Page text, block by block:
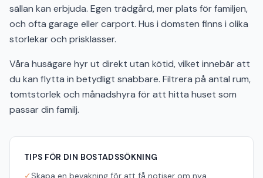
sällan kan erbjuda. Egen trädgård, mer plats för familjen,
och ofta garage eller carport. Hus i domsten finns i olika
storlekar och prisklasser.
Våra husägare hyr ut direkt utan kötid, vilket innebär att
du kan flytta in betydligt snabbare. Filtrera på antal rum,
tomtstorlek och månadshyra för att hitta huset som
passar din familj.
TIPS FÖR DIN BOSTADSSÖKNING
✓Skapa en bevakning för att få notiser om nya